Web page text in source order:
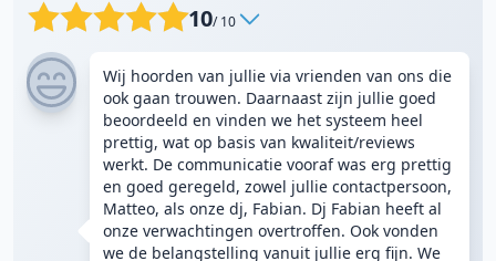
10/ 10
Wij hoorden van jullie via vrienden van ons die
ook gaan trouwen. Daarnaast zijn jullie goed
beoordeeld en vinden we het systeem heel
prettig, wat op basis van kwaliteit/reviews
werkt. De communicatie vooraf was erg prettig
en goed geregeld, zowel jullie contactpersoon,
Matteo, als onze dj, Fabian. Dj Fabian heeft al
onze verwachtingen overtroffen. Ook vonden
we de belangstelling vanuit jullie erg fijn. We